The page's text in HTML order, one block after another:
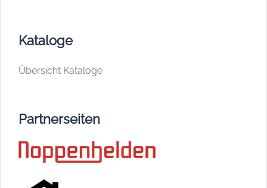
Kataloge
Übersicht Kataloge
Partnerseiten